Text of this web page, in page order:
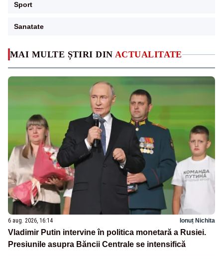
MAI MULTE ȘTIRI DIN ACTUALITATE
6 aug. 2026, 16:14 Ionuț Nichita
Vladimir Putin intervine în politica monetară a Rusiei.
Presiunile asupra Băncii Centrale se intensifică
Sport
Sanatate